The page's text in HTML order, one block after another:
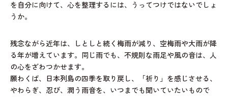
を自分に向けて、心を整理するには、うってつけではないでしょ
うか。
残念ながら近年は、しとしと続く梅雨が減り、空梅雨や大雨が降
る年が増えています。同じ雨でも、不規則な雨足や風の音は、人
の心をざわつかせます。
願わくば、日本列島の四季を取り戻し、「祈り」を感じさせる、
やわらぎ、忍び、潤う雨音を、いつまでも聞いていたいもので